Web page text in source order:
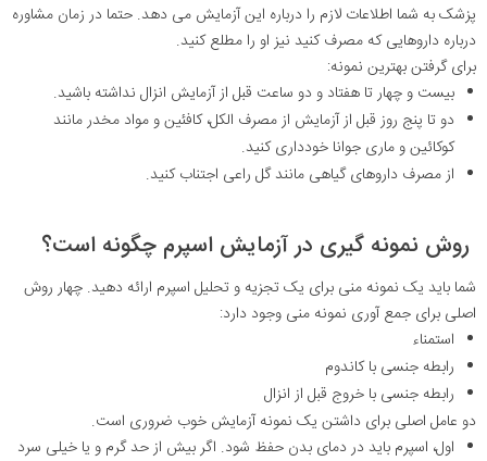
پزشک به شما اطلاعات لازم را درباره این آزمایش می دهد. حتما در زمان مشاوره
درباره داروهایی که مصرف کنید نیز او را مطلع کنید.
برای گرفتن بهترین نمونه:
بیست و چهار تا هفتاد و دو ساعت قبل از آزمایش انزال نداشته باشید.
دو تا پنج روز قبل از آزمایش از مصرف الکل، کافئین و مواد مخدر مانند
کوکائین و ماری جوانا خودداری کنید.
از مصرف داروهای گیاهی مانند گل راعی اجتناب کنید.
روش نمونه گیری در آزمایش اسپرم چگونه است؟
شما باید یک نمونه منی برای یک تجزیه و تحلیل اسپرم ارائه دهید. چهار روش
اصلی برای جمع آوری نمونه منی وجود دارد:
استمناء
رابطه جنسی با کاندوم
رابطه جنسی با خروج قبل از انزال
دو عامل اصلی برای داشتن یک نمونه آزمایش خوب ضروری است.
اول، اسپرم باید در دمای بدن حفظ شود. اگر بیش از حد گرم و یا خیلی سرد